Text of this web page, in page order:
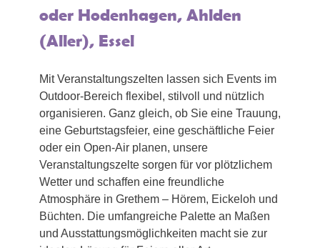
oder Hodenhagen, Ahlden
(Aller), Essel
Mit Veranstaltungszelten lassen sich Events im
Outdoor-Bereich flexibel, stilvoll und nützlich
organisieren. Ganz gleich, ob Sie eine Trauung,
eine Geburtstagsfeier, eine geschäftliche Feier
oder ein Open-Air planen, unsere
Veranstaltungszelte sorgen für vor plötzlichem
Wetter und schaffen eine freundliche
Atmosphäre in Grethem – Hörem, Eickeloh und
Büchten. Die umfangreiche Palette an Maßen
und Ausstattungsmöglichkeiten macht sie zur